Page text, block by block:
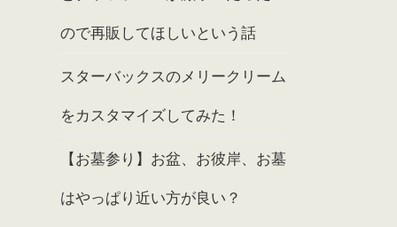
ので再販してほしいという話
スターバックスのメリークリーム
をカスタマイズしてみた！
【お墓参り】お盆、お彼岸、お墓
はやっぱり近い方が良い？